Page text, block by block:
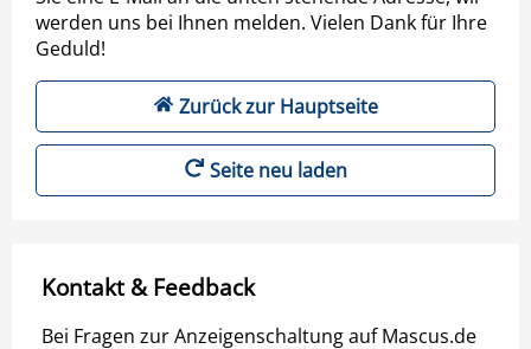
werden uns bei Ihnen melden. Vielen Dank für Ihre
Geduld!
Zurück zur Hauptseite
Seite neu laden
Kontakt & Feedback
Bei Fragen zur Anzeigenschaltung auf Mascus.de